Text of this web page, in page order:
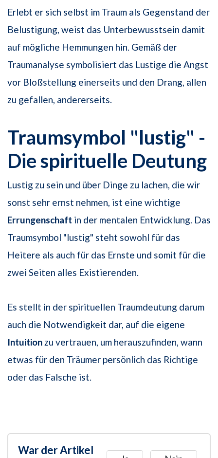
Erlebt er sich selbst im Traum als Gegenstand der
Belustigung, weist das Unterbewusstsein damit
auf mögliche Hemmungen hin. Gemäß der
Traumanalyse symbolisiert das Lustige die Angst
vor Bloßstellung einerseits und den Drang, allen
zu gefallen, andererseits.
Traumsymbol "lustig" -
Die spirituelle Deutung
Lustig zu sein und über Dinge zu lachen, die wir
sonst sehr ernst nehmen, ist eine wichtige
Errungenschaft in der mentalen Entwicklung. Das
Traumsymbol "lustig" steht sowohl für das
Heitere als auch für das Ernste und somit für die
zwei Seiten alles Existierenden.
Es stellt in der spirituellen Traumdeutung darum
auch die Notwendigkeit dar, auf die eigene
Intuition zu vertrauen, um herauszufinden, wann
etwas für den Träumer persönlich das Richtige
oder das Falsche ist.
War der Artikel